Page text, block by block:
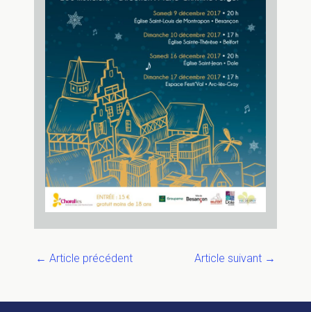
← Article précédent Article suivant →